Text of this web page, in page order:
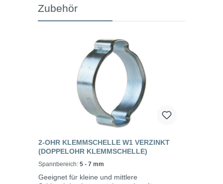
Zubehör
2-OHR KLEMMSCHELLE W1 VERZINKT
(DOPPELOHR KLEMMSCHELLE)
Spannbereich: 5 - 7 mm
Geeignet für kleine und mittlere